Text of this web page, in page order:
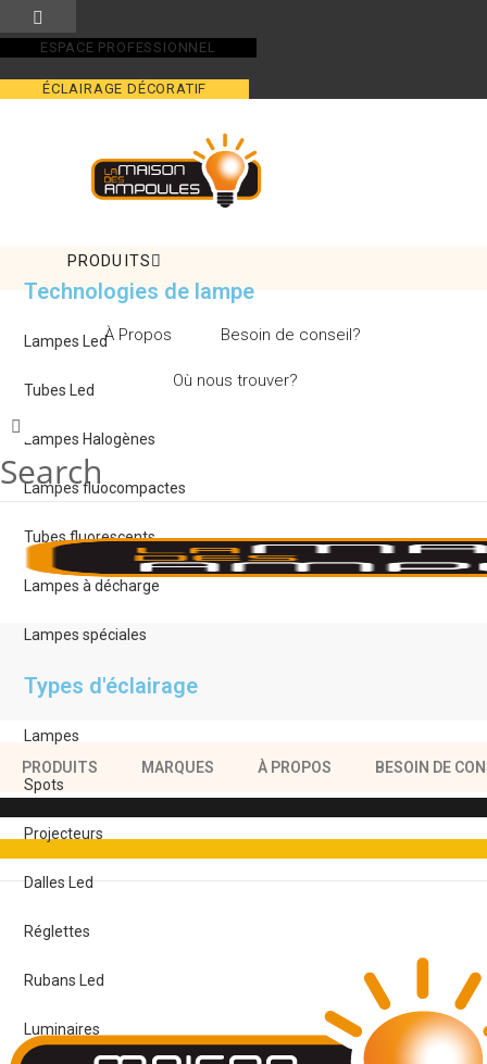
to
ESPACE PROFESSIONNEL
ÉCLAIRAGE DÉCORATIF
PRODUITS
Technologies de lampe
Lampes Led
Tubes Led
Lampes Halogènes
Lampes fluocompactes
Tubes fluorescents
Lampes à décharge
Lampes spéciales
Types d'éclairage
Lampes
Spots
Projecteurs
Dalles Led
Réglettes
Rubans Led
Luminaires
À Propos Besoin de conseil?
Où nous trouver?
Search
PRODUITS MARQUES À PROPOS BESOIN DE